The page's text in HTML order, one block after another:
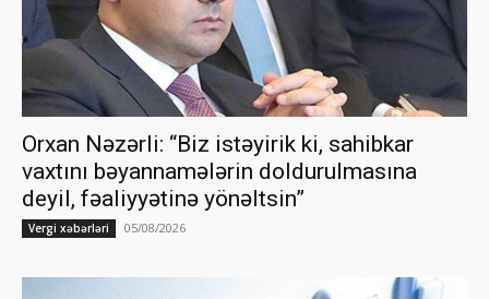
Orxan Nəzərli: “Biz istəyirik ki, sahibkar
vaxtını bəyannamələrin doldurulmasına
deyil, fəaliyyətinə yönəltsin”
Vergi xəbərləri 05/08/2026